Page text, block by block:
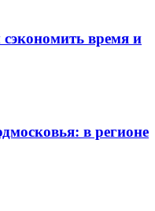
время и
в регионе